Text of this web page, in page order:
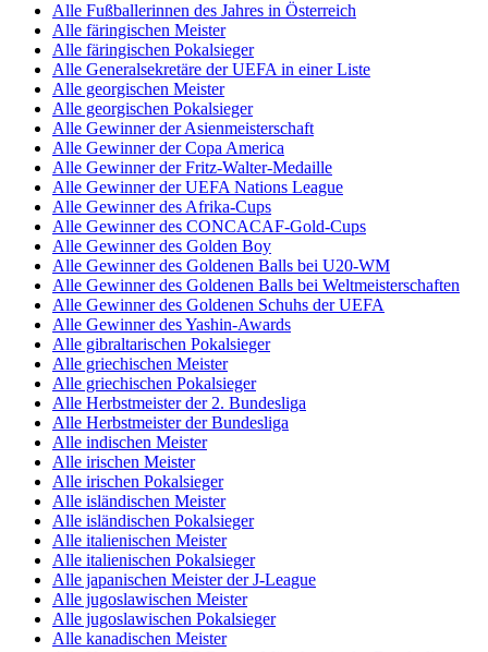
Alle Fußballerinnen des Jahres in Österreich
Alle färingischen Meister
Alle färingischen Pokalsieger
Alle Generalsekretäre der UEFA in einer Liste
Alle georgischen Meister
Alle georgischen Pokalsieger
Alle Gewinner der Asienmeisterschaft
Alle Gewinner der Copa America
Alle Gewinner der Fritz-Walter-Medaille
Alle Gewinner der UEFA Nations League
Alle Gewinner des Afrika-Cups
Alle Gewinner des CONCACAF-Gold-Cups
Alle Gewinner des Golden Boy
Alle Gewinner des Goldenen Balls bei U20-WM
Alle Gewinner des Goldenen Balls bei Weltmeisterschaften
Alle Gewinner des Goldenen Schuhs der UEFA
Alle Gewinner des Yashin-Awards
Alle gibraltarischen Pokalsieger
Alle griechischen Meister
Alle griechischen Pokalsieger
Alle Herbstmeister der 2. Bundesliga
Alle Herbstmeister der Bundesliga
Alle indischen Meister
Alle irischen Meister
Alle irischen Pokalsieger
Alle isländischen Meister
Alle isländischen Pokalsieger
Alle italienischen Meister
Alle italienischen Pokalsieger
Alle japanischen Meister der J-League
Alle jugoslawischen Meister
Alle jugoslawischen Pokalsieger
Alle kanadischen Meister